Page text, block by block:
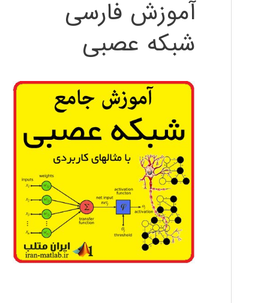
آموزش فارسی
شبکه عصبی